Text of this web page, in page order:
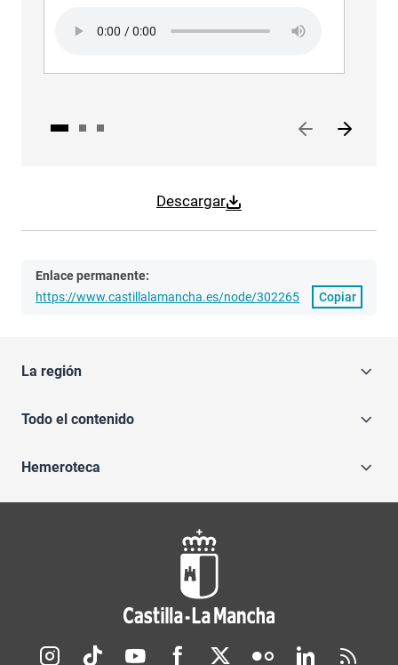
Descargar
Enlace permanente:
https://www.castillalamancha.es/node/302265
Copiar
La región
Todo el contenido
Hemeroteca
Redes sociales JCCM